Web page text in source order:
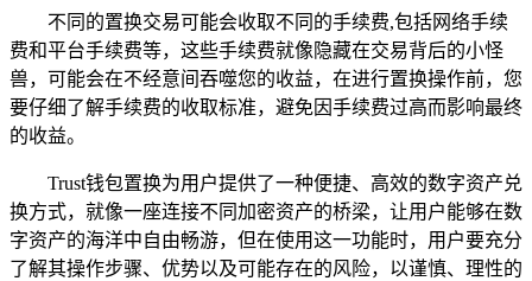
不同的置换交易可能会收取不同的手续费,包括网络手续
费和平台手续费等，这些手续费就像隐藏在交易背后的小怪
兽，可能会在不经意间吞噬您的收益，在进行置换操作前，您
要仔细了解手续费的收取标准，避免因手续费过高而影响最终
的收益。
Trust钱包置换为用户提供了一种便捷、高效的数字资产兑
换方式，就像一座连接不同加密资产的桥梁，让用户能够在数
字资产的海洋中自由畅游，但在使用这一功能时，用户要充分
了解其操作步骤、优势以及可能存在的风险，以谨慎、理性的